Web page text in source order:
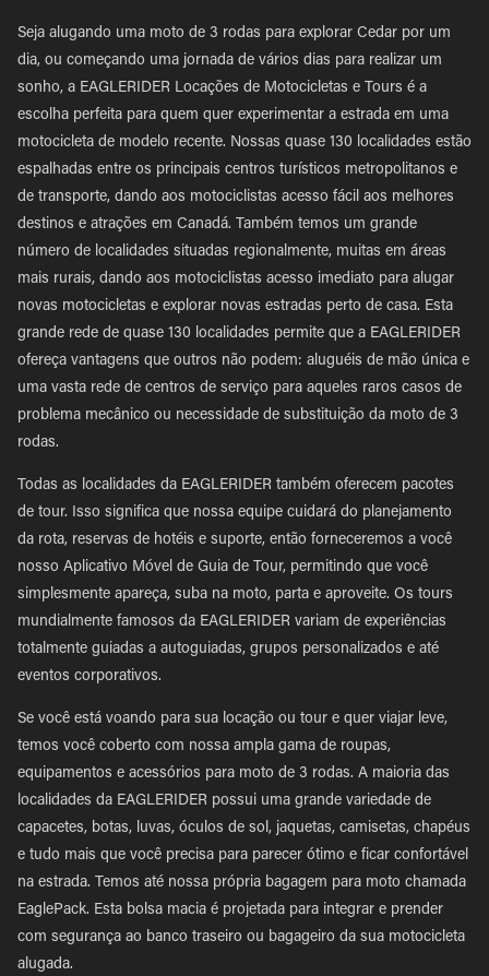
Seja alugando uma moto de 3 rodas para explorar Cedar por um
dia, ou começando uma jornada de vários dias para realizar um
sonho, a EAGLERIDER Locações de Motocicletas e Tours é a
escolha perfeita para quem quer experimentar a estrada em uma
motocicleta de modelo recente. Nossas quase 130 localidades estão
espalhadas entre os principais centros turísticos metropolitanos e
de transporte, dando aos motociclistas acesso fácil aos melhores
destinos e atrações em Canadá. Também temos um grande
número de localidades situadas regionalmente, muitas em áreas
mais rurais, dando aos motociclistas acesso imediato para alugar
novas motocicletas e explorar novas estradas perto de casa. Esta
grande rede de quase 130 localidades permite que a EAGLERIDER
ofereça vantagens que outros não podem: aluguéis de mão única e
uma vasta rede de centros de serviço para aqueles raros casos de
problema mecânico ou necessidade de substituição da moto de 3
rodas.
Todas as localidades da EAGLERIDER também oferecem pacotes
de tour. Isso significa que nossa equipe cuidará do planejamento
da rota, reservas de hotéis e suporte, então forneceremos a você
nosso Aplicativo Móvel de Guia de Tour, permitindo que você
simplesmente apareça, suba na moto, parta e aproveite. Os tours
mundialmente famosos da EAGLERIDER variam de experiências
totalmente guiadas a autoguiadas, grupos personalizados e até
eventos corporativos.
Se você está voando para sua locação ou tour e quer viajar leve,
temos você coberto com nossa ampla gama de roupas,
equipamentos e acessórios para moto de 3 rodas. A maioria das
localidades da EAGLERIDER possui uma grande variedade de
capacetes, botas, luvas, óculos de sol, jaquetas, camisetas, chapéus
e tudo mais que você precisa para parecer ótimo e ficar confortável
na estrada. Temos até nossa própria bagagem para moto chamada
EaglePack. Esta bolsa macia é projetada para integrar e prender
com segurança ao banco traseiro ou bagageiro da sua motocicleta
alugada.